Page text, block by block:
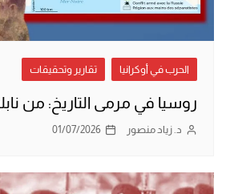
الحرب في أوكرانيا تقارير وتحقيقات
روسيا في مرمى التاريخ: من
د. زياد منصور 01/07/2026